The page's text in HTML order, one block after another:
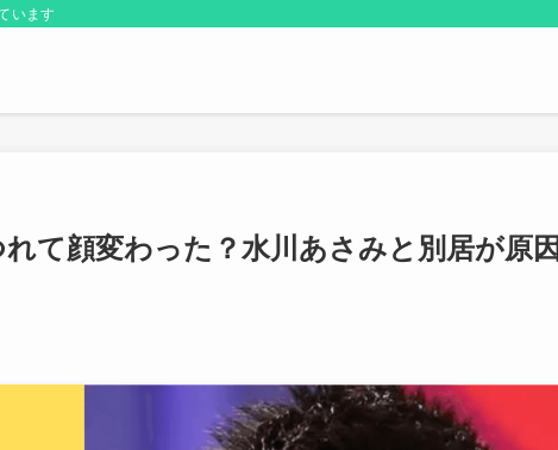
います
れて顔変わった？水川あさみと別居が原因